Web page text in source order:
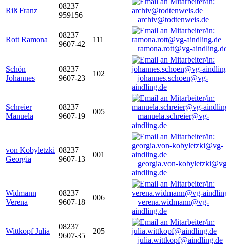
Riß Franz
08237
959156
archiv@todtenweis.de
Rott Ramona
08237
9607-42
111
ramona.rott@vg-
Schön
Johannes
08237
9607-23
102
johannes.schoen@vg-
aindling.de
Schreier
Manuela
08237
9607-19
005
manuela.schreier@vg-
aindling.de
von Kobyletzki
Georgia
08237
9607-13
001
georgia.von-
aindling.de
Widmann
Verena
08237
9607-18
006
verena.widmann@vg-
aindling.de
Wittkopf Julia
08237
9607-35
205
julia.wittkopf@aindling.de